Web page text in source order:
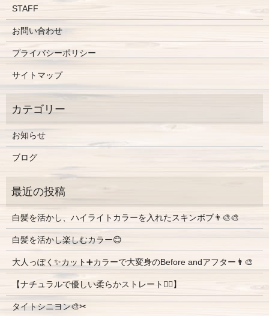
STAFF
お問い合わせ
プライバシーポリシー
サイトマップ
お知らせ
ブログ
白髪を活かし、ハイライトカラーを入れたスキンボブ👨‍🎨🎨
白髪を活かし楽しむカラー😊
大人っぽく✨カット➕カラーで大変身のBefore andアフター👨‍🎨
【ナチュラルで優しい柔らかストレート💇‍♀️】
タイトシニヨン🎨✂︎